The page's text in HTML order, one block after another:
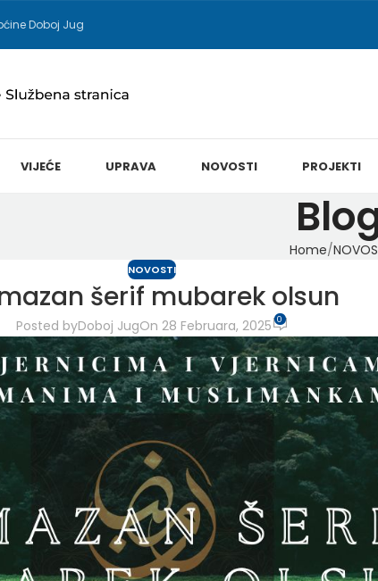
Doboj Jug
VIJEĆE UPRAVA NOVOSTI PROJEKTI
Home
NOVOSTI
šerif mubarek olsun
Posted byDoboj JugOn 28 Februara, 2025 0